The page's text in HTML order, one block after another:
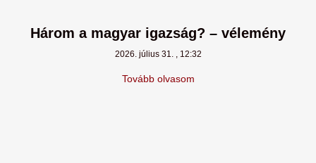
Három a magyar igazság? – vélemény
2026. július 31. 12:32
Tovább olvasom